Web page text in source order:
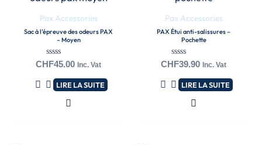
Pax Accessories
Sac à l’épreuve des odeurs PAX
– Moyen
Note
sur
5
CHF45.00 Inc. Vat
LIRE LA SUITE
Pax Accessories
PAX Étui anti-salissures –
Pochette
Note
sur
5
CHF39.90 Inc. Vat
LIRE LA SUITE